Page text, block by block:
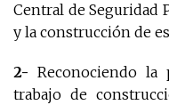
Central de Seguridad
y la construcción de
2- Reconociendo
trabajo de